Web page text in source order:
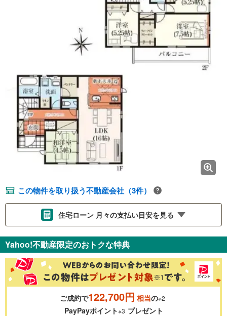
この物件を取り扱う不動産会社（3件）
住宅ローン 月々の支払い目安を見る
金利 ％
0.01%
Yahoo!不動産限定のおトクな特典
ご成約で122,700円 相当の※2
PayPayポイント※3 プレゼント